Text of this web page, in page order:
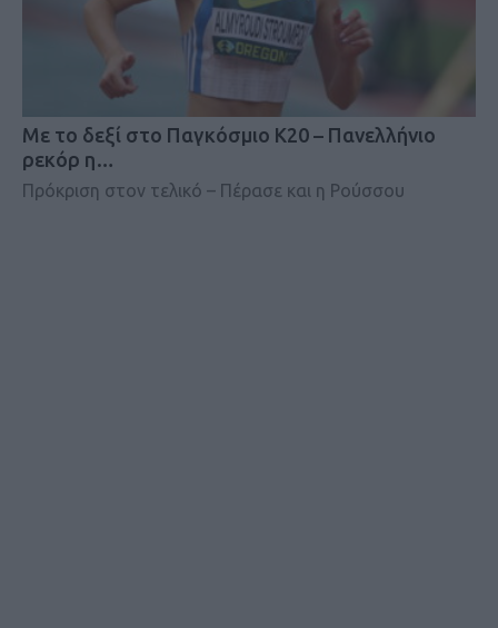
Mε το δεξί στο Παγκόσμιο Κ20 – Πανελλήνιο
ρεκόρ η…
Πρόκριση στον τελικό – Πέρασε και η Ρούσσου